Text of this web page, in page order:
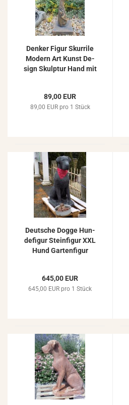
Den­ker Figur Skur­ri­le
Mo­dern Art Kunst De­
sign Skulp­tur Hand mit
89,00 EUR
89,00 EUR pro 1 Stück
Deut­sche Dogge Hun­
de­fi­gur Stein­fi­gur XXL
Hund Gar­ten­fi­gur
645,00 EUR
645,00 EUR pro 1 Stück